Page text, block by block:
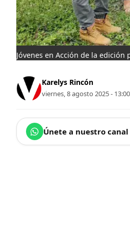
Jóvenes en Acción de la
Karelys Rincón
viernes, 8 agosto 2025 - 13:00
Únete a nuestro